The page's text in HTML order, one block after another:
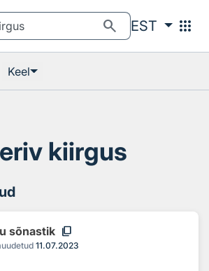
search EST apps
Keel
kiirgus
sõnastik content_copy
11.07.2023